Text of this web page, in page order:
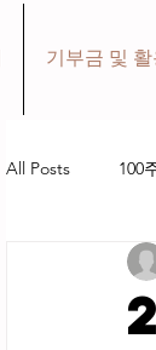
기부금 및
All Posts 100
구상 선생 생